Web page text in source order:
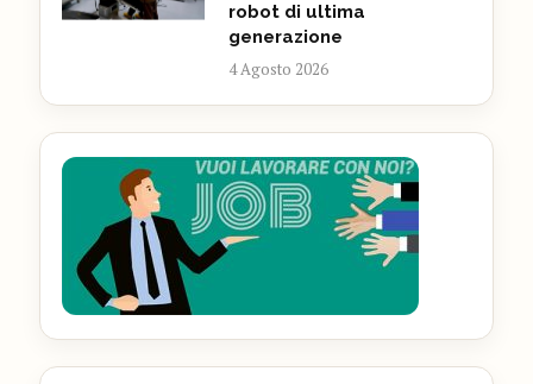
robot di ultima
generazione
4 Agosto 2026